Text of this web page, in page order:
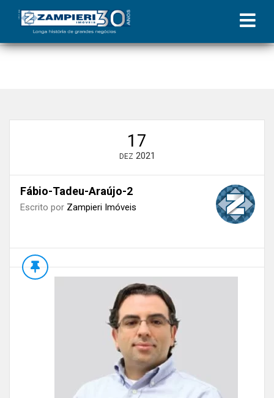
Início»Blog»Resultado preliminar | Coluna Zampieri
Fábio-
Tadeu-Araújo-2
17
DEZ 2021
Fábio-Tadeu-Araújo-2
Escrito por Zampieri Imóveis